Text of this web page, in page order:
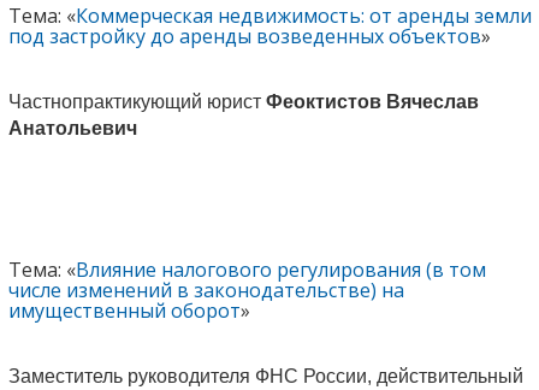
Тема: «Коммерческая недвижимость: от аренды земли
под застройку до аренды возведенных объектов»
Частнопрактикующий юрист Феоктистов Вячеслав
Анатольевич
Тема: «Влияние налогового регулирования (в том
числе изменений в законодательстве) на
имущественный оборот»
Заместитель руководителя ФНС России, действительный